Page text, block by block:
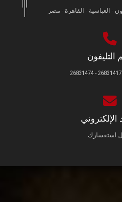
- العباسية - القاهرة - مصر
التليفون
الإلكتروني
استفسارك.